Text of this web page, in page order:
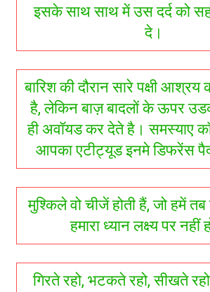
इसके साथ साथ में उस दर्द को
दे।
बारिश की दौरान सारे पक्षी
है, लेकिन बाज़ बादलों के ऊपर
ही अवॉयड कर देते है। समस्याए
आपका एटीट्यूड इनमे डिफरेंस
मुश्किले वो चीजें होती हैं, जो हमें
हमारा ध्यान लक्ष्य पर नहीं
गिरते रहो, भटकते रहो, सीखते